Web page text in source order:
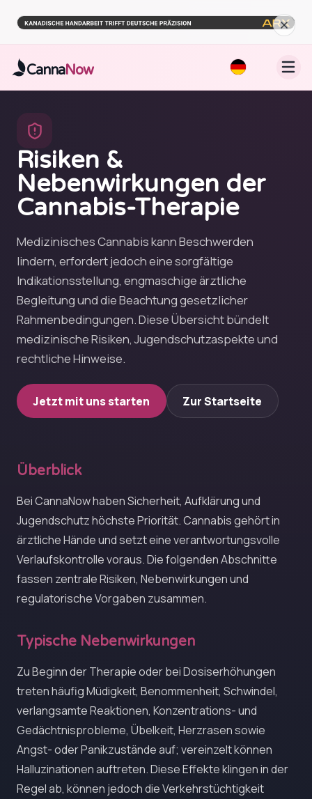
CannaNow
Risiken &
Nebenwirkungen der
Cannabis-Therapie
Medizinisches Cannabis kann Beschwerden
lindern, erfordert jedoch eine sorgfältige
Indikationsstellung, engmaschige ärztliche
Begleitung und die Beachtung gesetzlicher
Rahmenbedingungen. Diese Übersicht bündelt
medizinische Risiken, Jugendschutzaspekte und
rechtliche Hinweise.
Jetzt mit uns starten Zur Startseite
Überblick
Bei CannaNow haben Sicherheit, Aufklärung und
Jugendschutz höchste Priorität. Cannabis gehört in
ärztliche Hände und setzt eine verantwortungsvolle
Verlaufskontrolle voraus. Die folgenden Abschnitte
fassen zentrale Risiken, Nebenwirkungen und
regulatorische Vorgaben zusammen.
Typische Nebenwirkungen
Zu Beginn der Therapie oder bei Dosiserhöhungen
treten häufig Müdigkeit, Benommenheit, Schwindel,
verlangsamte Reaktionen, Konzentrations- und
Gedächtnisprobleme, Übelkeit, Herzrasen sowie
Angst- oder Panikzustände auf; vereinzelt können
Halluzinationen auftreten. Diese Effekte klingen in der
Regel ab, können jedoch die Verkehrstüchtigkeit